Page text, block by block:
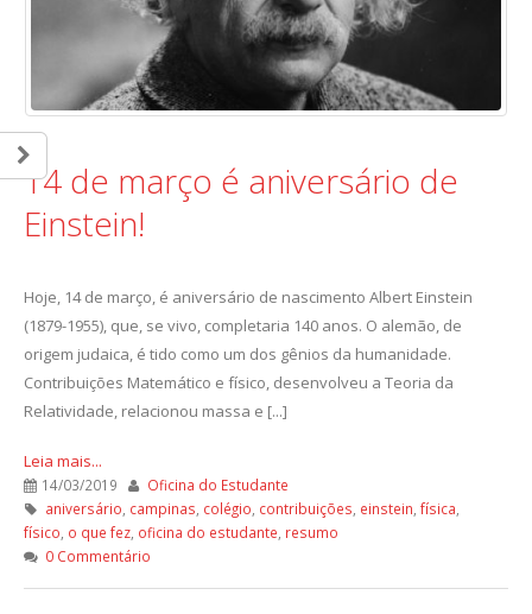
14 de março é aniversário de
Einstein!
Hoje, 14 de março, é aniversário de nascimento Albert Einstein
(1879-1955), que, se vivo, completaria 140 anos. O alemão, de
origem judaica, é tido como um dos gênios da humanidade.
Contribuições Matemático e físico, desenvolveu a Teoria da
Relatividade, relacionou massa e [...]
Leia mais...
14/03/2019
Oficina do Estudante
aniversário campinas colégio contribuições einstein física
físico o que fez oficina do estudante resumo
0 Commentário